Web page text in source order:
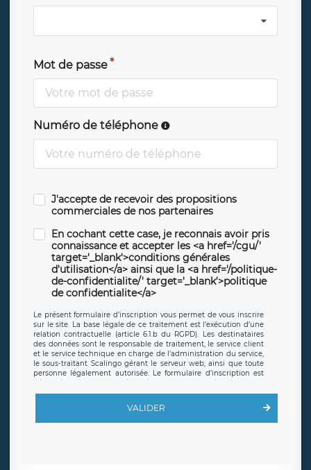
Mot de passe
Numéro de téléphone
J'accepte de recevoir des propositions
commerciales de nos partenaires
En cochant cette case, je reconnais avoir pris
connaissance et accepter les <a href='/cgu/'
target='_blank'>conditions générales
d'utilisation</a> ainsi que la <a href='/politique-
de-confidentialite/' target='_blank'>politique
de confidentialite</a>
Le présent formulaire d’inscription vous permet de vous inscrire
sur le site. La base légale de ce traitement est l’exécution d’une
relation contractuelle (article 6.1.b du RGPD). Les destinataires
des données sont le responsable de traitement, le service client
et le service technique en charge de l’administration du service,
le sous-traitant Scalingo gérant le serveur web, ainsi que toute
personne légalement autorisée. Le formulaire d’inscription est
hébergé sur un serveur hébergé par Scalingo, basé en France et
offrant desclauses de protection conformes au RGPD. Les
en sollicite la suppression, étant entendu que vous pouvez
demander la suppression de vos données et retirer votre
VALIDER